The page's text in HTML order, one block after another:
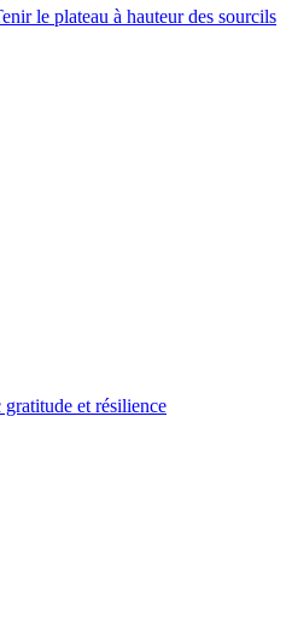
le plateau à hauteur des sourcils
et résilience